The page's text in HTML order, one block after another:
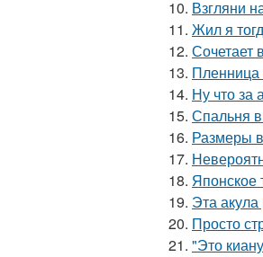
10. Взгляни
11. Жил я
12. Сочетает
13. Пленница
14. Ну что за
15. Спальня
16. Размеры
17.
18. Японское
19. Эта
20. Просто
21. "Это